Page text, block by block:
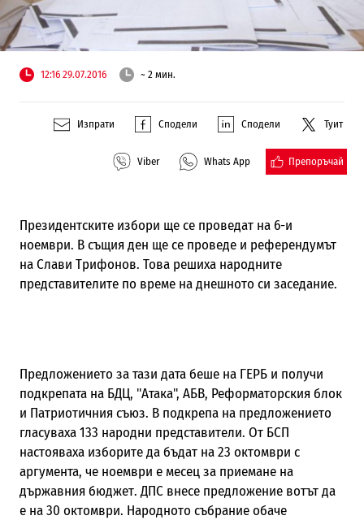
12:16 29.07.2016 ~ 2 мин.
Изпрати Сподели Сподели Туит
Viber Whats App Препоръчай
Президентските избори ще се проведат на 6-и
ноември. В същия ден ще се проведе и референдумът
на Слави Трифонов. Това решиха народните
представителите по време на днешното си заседание.
Предложението за тази дата беше на ГЕРБ и получи
подкрепата на БДЦ, "Атака", АБВ, Реформаторския блок
и Патриотичния съюз. В подкрепа на предложението
гласуваха 133 народни представители. От БСП
настояваха изборите да бъдат на 23 октомври с
аргумента, че ноември е месец за приемане на
държавния бюджет. ДПС внесе предложение вотът да
е на 30 октомври. Народното събрание обаче